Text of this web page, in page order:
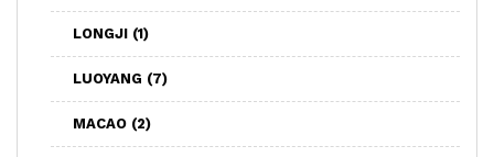
LONGJI (1)
LUOYANG (7)
MACAO (2)